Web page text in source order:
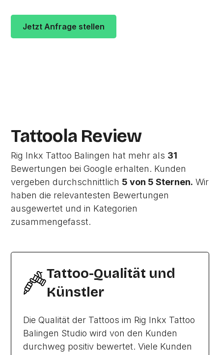
Jetzt Anfrage stellen
Tattoola Review
Rig Inkx Tattoo Balingen hat mehr als 31
Bewertungen bei Google erhalten. Kunden
vergeben durchschnittlich 5 von 5 Sternen. Wir
haben die relevantesten Bewertungen
ausgewertet und in Kategorien
zusammengefasst.
Tattoo-Qualität und
Künstler
Die Qualität der Tattoos im Rig Inkx Tattoo
Balingen Studio wird von den Kunden
durchweg positiv bewertet. Viele Kunden